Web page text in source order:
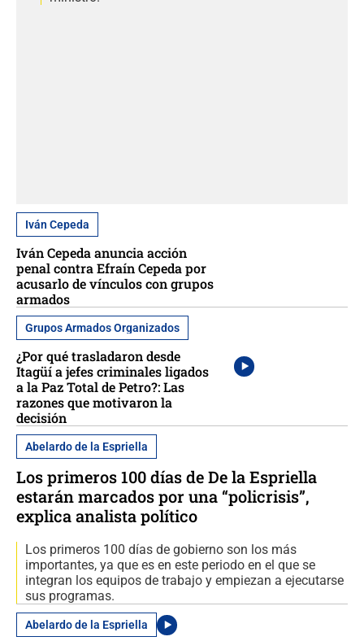
Iván Cepeda
Iván Cepeda anuncia acción
penal contra Efraín Cepeda por
acusarlo de vínculos con grupos
armados
Grupos Armados Organizados
¿Por qué trasladaron desde
Itagüí a jefes criminales ligados
a la Paz Total de Petro?: Las
razones que motivaron la
decisión
Abelardo de la Espriella
Los primeros 100 días de De la Espriella
estarán marcados por una “policrisis”,
explica analista político
Los primeros 100 días de gobierno son los más
importantes, ya que es en este periodo en el que se
integran los equipos de trabajo y empiezan a ejecutarse
sus programas.
Abelardo de la Espriella